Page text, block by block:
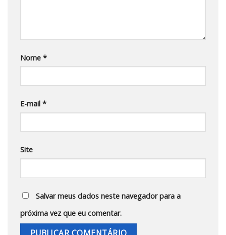
Nome *
E-mail *
Site
Salvar meus dados neste navegador para a
próxima vez que eu comentar.